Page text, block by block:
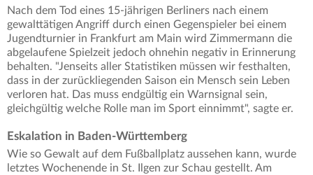
Nach dem Tod eines 15-jährigen Berliners nach einem
gewalttätigen Angriff durch einen Gegenspieler bei einem
Jugendturnier in Frankfurt am Main wird Zimmermann die
abgelaufene Spielzeit jedoch ohnehin negativ in Erinnerung
behalten. "Jenseits aller Statistiken müssen wir festhalten,
dass in der zurückliegenden Saison ein Mensch sein Leben
verloren hat. Das muss endgültig ein Warnsignal sein,
gleichgültig welche Rolle man im Sport einnimmt", sagte er.
Eskalation in Baden-Württemberg
Wie so Gewalt auf dem Fußballplatz aussehen kann, wurde
letztes Wochenende in St. Ilgen zur Schau gestellt. Am